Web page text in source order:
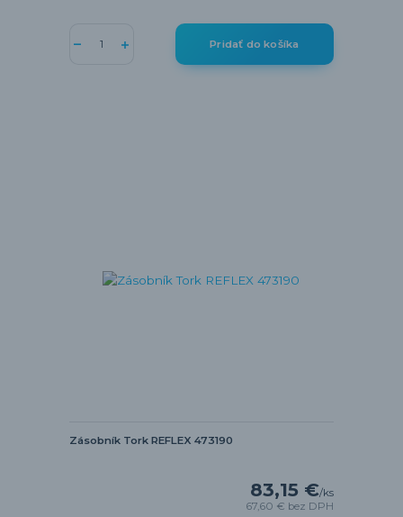
Pridať do košíka
Zásobník Tork REFLEX 473190
83,15 €/ks
67,60 € bez DPH